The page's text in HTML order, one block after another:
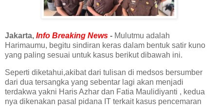
Jakarta, Info Breaking News - Mulutmu adalah
Harimaumu, begitu sindiran keras dalam bentuk satir kuno
yang paling sesuai untuk kasus berikut dibawah ini.
Seperti diketahui,akibat dari tulisan di medsos bersumber
dari dua tersangka yang sebentar lagi akan menjadi
terdakwa yakni Haris Azhar dan Fatia Maulidiyanti , kedua
nya dikenakan pasal pidana IT terkait kasus pencemaran